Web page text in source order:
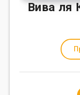
Вива ля